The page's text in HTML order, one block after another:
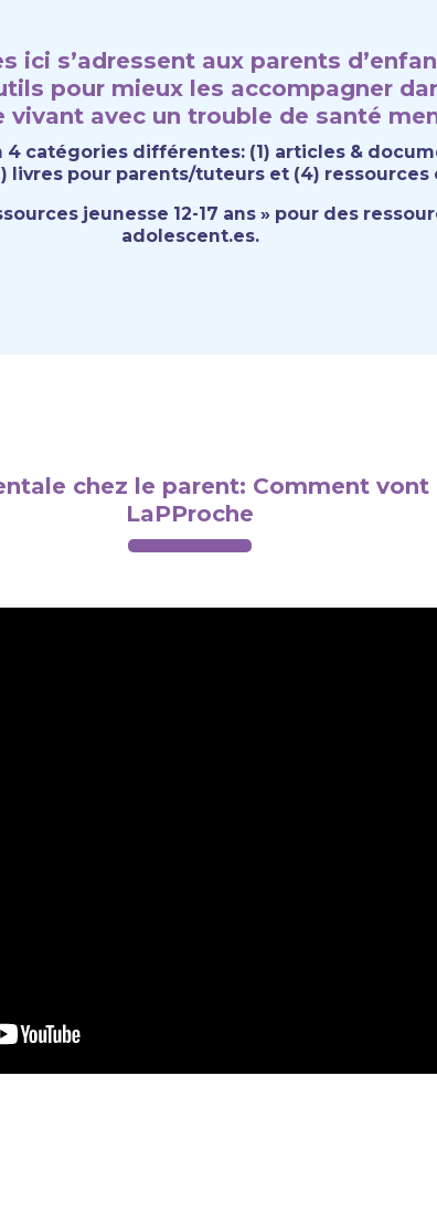
ici s’adressent aux parents
pour mieux les accompagner
vivant avec un trouble de santé
catégories différentes: (1) articles &
livres pour parents/tuteurs et (4) ressources
jeunesse 12-17 ans » pour des
adolescent.es.
chez le parent: Comment
LaPProche